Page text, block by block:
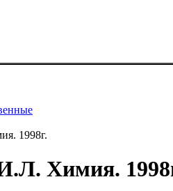
1998г.
Химия.